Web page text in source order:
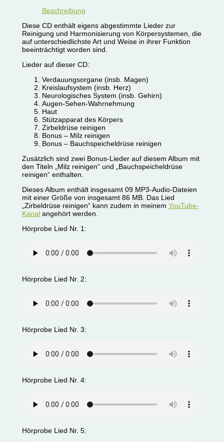
Beschreibung
Diese CD enthält eigens abgestimmte Lieder zur
Reinigung und Harmonisierung von Körpersystemen, die
auf unterschiedlichste Art und Weise in ihrer Funktion
beeinträchtigt worden sind.
Lieder auf dieser CD:
Verdauungsorgane (insb. Magen)
Kreislaufsystem (insb. Herz)
Neurologisches System (insb. Gehirn)
Augen-Sehen-Wahrnehmung
Haut
Stützapparat des Körpers
Zirbeldrüse reinigen
Bonus – Milz reinigen
Bonus – Bauchspeicheldrüse reinigen
Zusätzlich sind zwei Bonus-Lieder auf diesem Album mit
den Titeln „Milz reinigen“ und „Bauchspeicheldrüse
reinigen“ enthalten.
Dieses Album enthält insgesamt 09 MP3-Audio-Dateien
mit einer Größe von insgesamt 86 MB. Das Lied
„Zirbeldrüse reinigen“ kann zudem in meinem YouTube-
Kanalangehört werden.
Hörprobe Lied Nr. 1:
Hörprobe Lied Nr. 2:
Hörprobe Lied Nr. 3:
Hörprobe Lied Nr. 4:
Hörprobe Lied Nr. 5: